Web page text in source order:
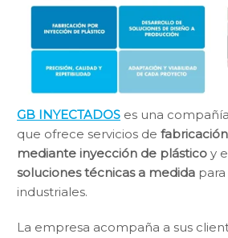
GB INYECTADOS es una
que ofrece servicios de
mediante inyección de plástico y
soluciones técnicas a medida
industriales.
La empresa acompaña a sus